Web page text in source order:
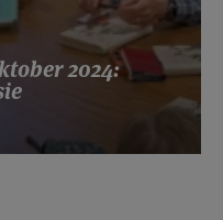
2024: